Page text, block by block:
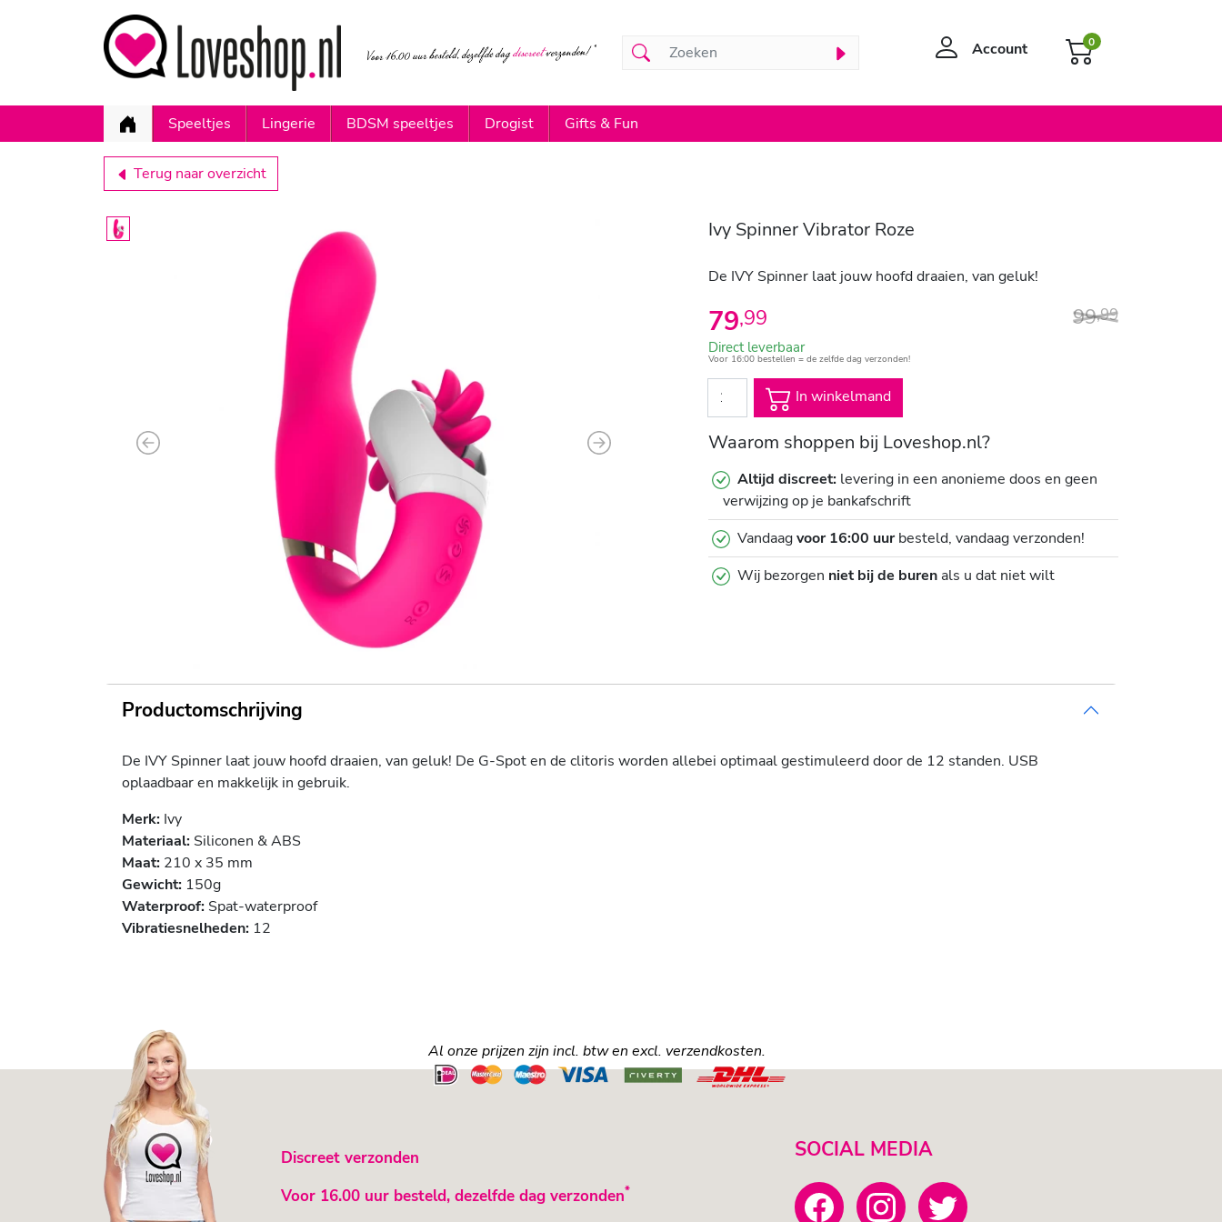
Account 0
Speeltjes Lingerie BDSM speeltjes Drogist Gifts & Fun
Terug naar overzicht
Previous Next
Ivy Spinner Vibrator Roze
De IVY Spinner laat jouw hoofd draaien, van geluk!
79,99 99,99
Direct leverbaar
Voor 16:00 bestellen = de zelfde dag verzonden!
In winkelmand
Waarom shoppen bij Loveshop.nl?
Altijd discreet: levering in een anonieme doos en geen
verwijzing op je bankafschrift
Vandaagvoor 16:00 uurbesteld, vandaag verzonden!
Wij bezorgen niet bij de burenals u dat niet wilt
Productomschrijving
De IVY Spinner laat jouw hoofd draaien, van geluk! De G-Spot en de clitoris worden allebei optimaal gestimuleerd door de 12 standen. USB
oplaadbaar en makkelijk in gebruik.
Merk: Ivy
Materiaal: Siliconen & ABS
Maat: 210 x 35 mm
Gewicht: 150g
Waterproof: Spat-waterproof
Vibratiesnelheden: 12
Al onze prijzen zijn incl. btw en excl. verzendkosten.
Discreet verzonden
Voor 16.00 uur besteld, dezelfde dag verzonden*
SOCIAL MEDIA